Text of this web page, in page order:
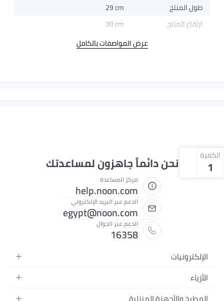
طول المنتج
29 cm
ارتفاع المنتج
30 cm
عرض المواصفات بالكامل
الكمية
1 نحن دائماً جاهزون لمساعدتك
مركز المساعدة
help.noon.com
الدعم عبر البريد الإلكتروني
egypt@noon.com
الدعم عبر الجوال
16358
الإلكترونيات
الهواتف المتحركة
الأزياء
أزياء نسائية